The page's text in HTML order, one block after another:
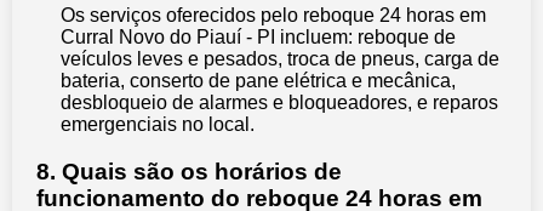
Os serviços oferecidos pelo reboque 24 horas em
Curral Novo do Piauí - PI incluem: reboque de
veículos leves e pesados, troca de pneus, carga de
bateria, conserto de pane elétrica e mecânica,
desbloqueio de alarmes e bloqueadores, e reparos
emergenciais no local.
8. Quais são os horários de
funcionamento do reboque 24 horas em